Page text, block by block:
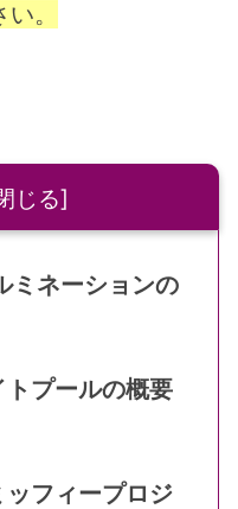
。
ミネーションの
プールの概要
フィープロジ